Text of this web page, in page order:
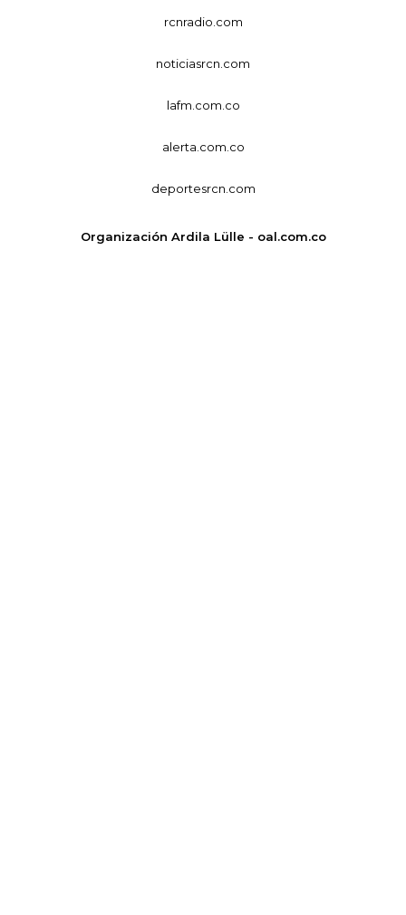
rcnradio.com
noticiasrcn.com
lafm.com.co
alerta.com.co
deportesrcn.com
Organización Ardila Lülle - oal.com.co